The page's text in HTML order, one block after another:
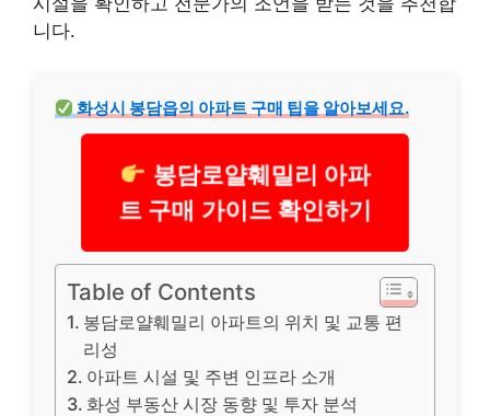
니다.
화성시 봉담읍의 아파트 구매 팁을 알아보세요.
봉담로얄훼밀리 아파
트 구매 가이드 확인하기
Table of Contents
봉담로얄훼밀리 아파트의 위치 및 교통 편
리성
아파트 시설 및 주변 인프라 소개
화성 부동산 시장 동향 및 투자 분석